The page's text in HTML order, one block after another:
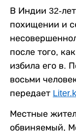
В Индии 32-
похищении и
после того,
избила его в.
восьми
передает
Местные
обвиняемый,